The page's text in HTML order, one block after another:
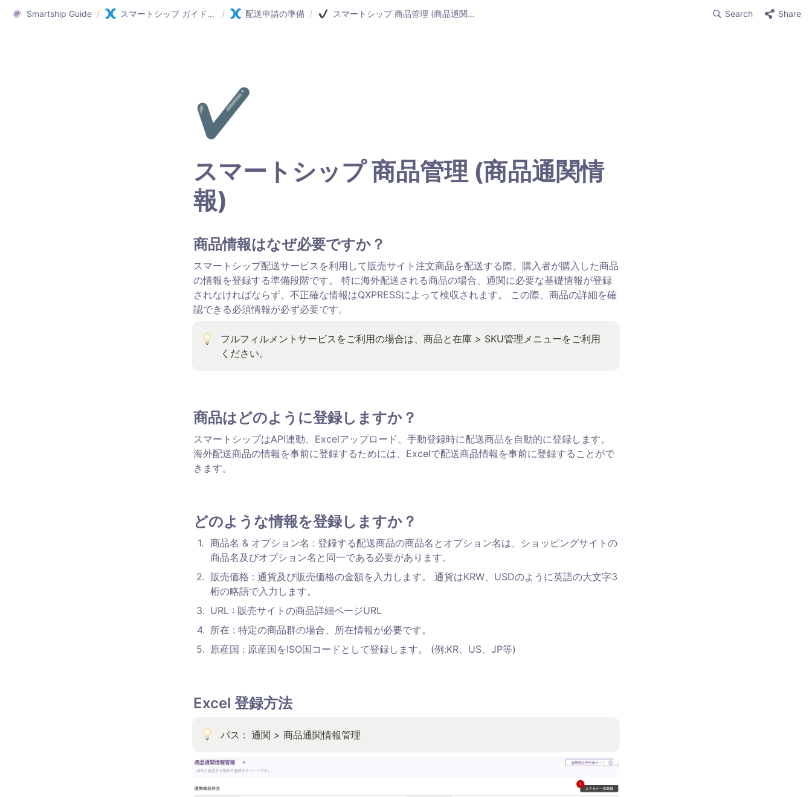
Smartship Guide / スマートシップ ガイド(日本語) / 配送申請の準備 / スマートシップ 商品管理 (商品通関情報) Search Share
✔️
スマートシップ 商品管理 (商品通関情
報)
商品情報はなぜ必要ですか？
スマートシップ配送サービスを利用して販売サイト注文商品を配送する際、購入者が購入した商品
の情報を登録する準備段階です。 特に海外配送される商品の場合、通関に必要な基礎情報が登録
されなければならず、不正確な情報はQXPRESSによって検収されます。 この際、商品の詳細を確
認できる必須情報が必ず必要です。
フルフィルメントサービスをご利用の場合は、商品と在庫 > SKU管理メニューをご利用
ください。
商品はどのように登録しますか？
スマートシップはAPI連動、Excelアップロード、手動登録時に配送商品を自動的に登録します。
海外配送商品の情報を事前に登録するためには、Excelで配送商品情報を事前に登録することがで
きます。
どのような情報を登録しますか？
1. 商品名 & オプション名 : 登録する配送商品の商品名とオプション名は、ショッピングサイトの
商品名及びオプション名と同一である必要があります。
2. 販売価格 : 通貨及び販売価格の金額を入力します。 通貨はKRW、USDのように英語の大文字3
桁の略語で入力します。
3. URL : 販売サイトの商品詳細ページURL
4. 所在 : 特定の商品群の場合、所在情報が必要です。
5. 原産国 : 原産国をISO国コードとして登録します。 (例:KR、US、JP等)
Excel 登録方法
パス :  通関 > 商品通関情報管理